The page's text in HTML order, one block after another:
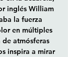
inglés William
la fuerza
en múltiples
de atmósferas
inspira a mirar